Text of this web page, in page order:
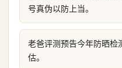
号真伪以防上当。
老爸评测预告今年防晒检
估。